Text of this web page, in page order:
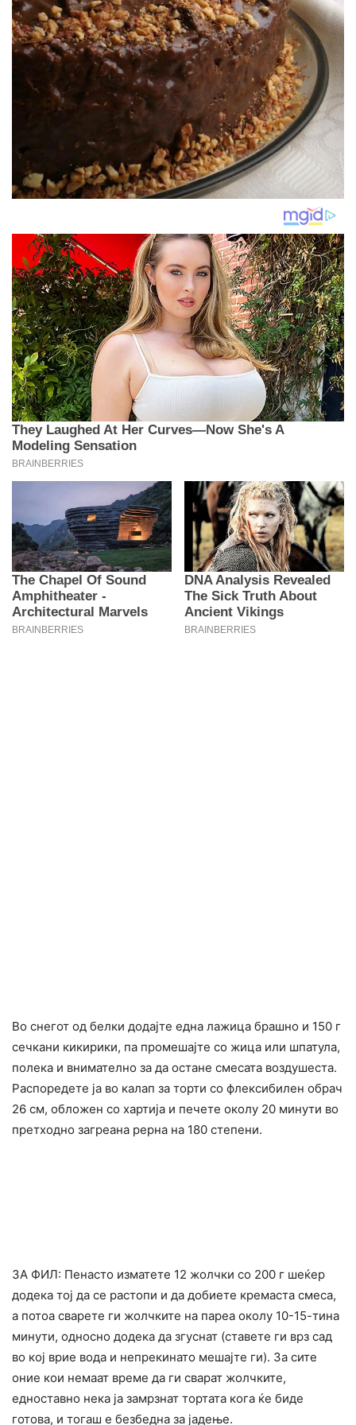
Во снегот од белки додајте една лажица брашно и 150 г
сечкани кикирики, па промешајте со жица или шпатула,
полека и внимателно за да остане смесата воздушеста.
Распоредете ја во калап за торти со флексибилен обрач
26 см, обложен со хартија и печете околу 20 минути во
претходно загреана рерна на 180 степени.
ЗА ФИЛ: Пенасто изматете 12 жолчки со 200 г шеќер
додека тој да се растопи и да добиете кремаста смеса,
а потоа сварете ги жолчките на пареа околу 10-15-тина
минути, односно додека да згуснат (ставете ги врз сад
во кој врие вода и непрекинато мешајте ги). За сите
оние кои немаат време да ги сварат жолчките,
едноставно нека ја замрзнат тортата кога ќе биде
готова, и тогаш е безбедна за јадење.